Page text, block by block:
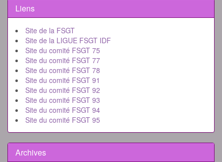
Liens
Site de la FSGT
Site de la LIGUE FSGT IDF
Site du comité FSGT 75
Site du comité FSGT 77
Site du comité FSGT 78
Site du comité FSGT 91
Site du comité FSGT 92
Site du comité FSGT 93
Site du comité FSGT 94
Site du comité FSGT 95
Archives